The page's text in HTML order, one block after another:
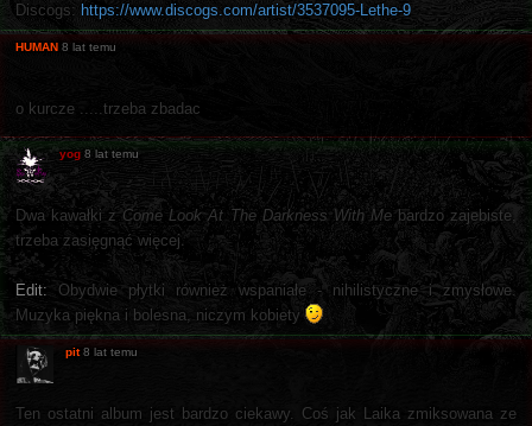
Discogs: https://www.discogs.com/artist/3537095-Lethe-9
HUMAN 8 lat temu
o kurcze .....trzeba zbadac
yog 8 lat temu
Dwa kawałki z Come Look At The Darkness With Mebardzo zajebiste,
trzeba zasięgnąć więcej.
Edit: Obydwie płytki również wspaniałe - nihilistyczne i zmysłowe.
Muzyka piękna i bolesna, niczym kobiety
pit 8 lat temu
Ten ostatni album jest bardzo ciekawy. Coś jak Laika zmiksowana ze